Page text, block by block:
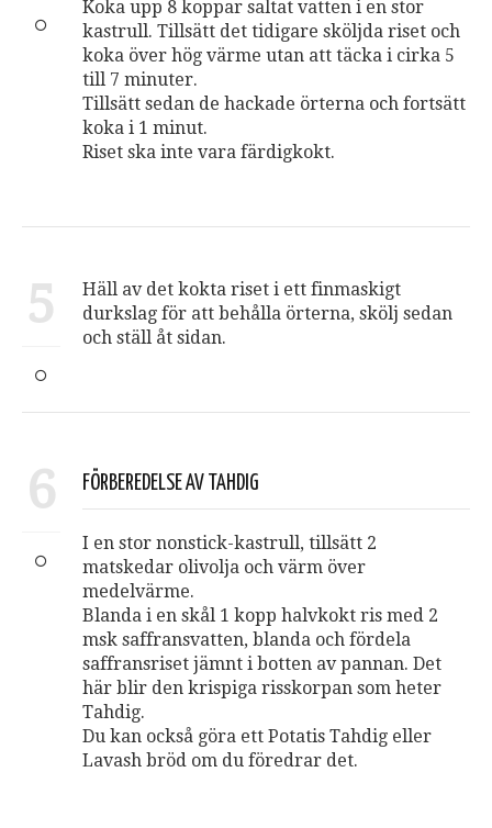
Koka upp 8 koppar saltat vatten i en stor
kastrull. Tillsätt det tidigare sköljda riset och
koka över hög värme utan att täcka i cirka 5
till 7 minuter.
Tillsätt sedan de hackade örterna och fortsätt
koka i 1 minut.
Riset ska inte vara färdigkokt.
5
Häll av det kokta riset i ett finmaskigt
durkslag för att behålla örterna, skölj sedan
och ställ åt sidan.
6 FÖRBEREDELSE AV TAHDIG
I en stor nonstick-kastrull, tillsätt 2
matskedar olivolja och värm över
medelvärme.
Blanda i en skål 1 kopp halvkokt ris med 2
msk saffransvatten, blanda och fördela
saffransriset jämnt i botten av pannan. Det
här blir den krispiga risskorpan som heter
Tahdig.
Du kan också göra ett Potatis Tahdig eller
Lavash bröd om du föredrar det.